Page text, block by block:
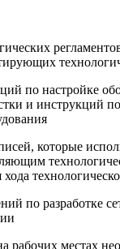
по настройке
и инструкций
которые
по разработке
рабочих местах